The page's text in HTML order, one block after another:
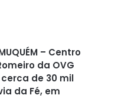
– Centro
da OVG
de 30 mil
da Fé, em